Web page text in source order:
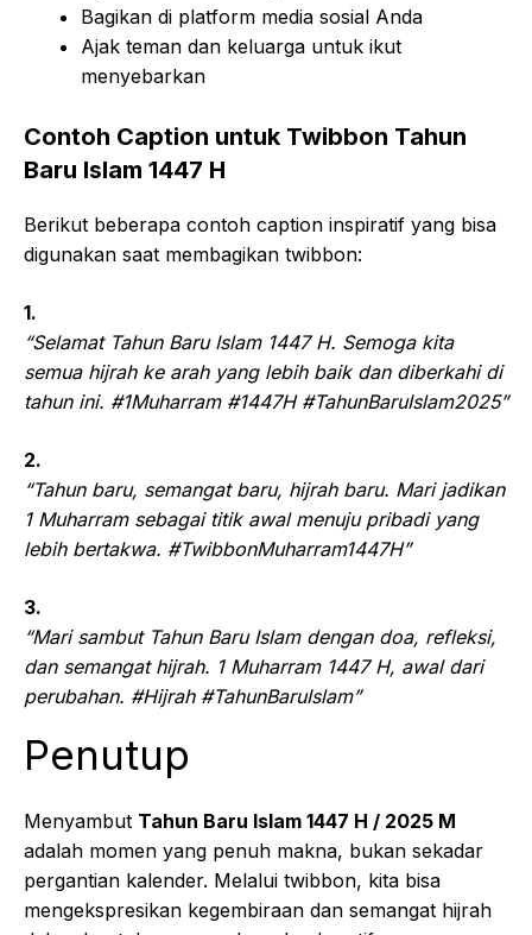
Bagikan di platform media sosial Anda
Ajak teman dan keluarga untuk ikut
menyebarkan
Contoh Caption untuk Twibbon Tahun
Baru Islam 1447 H
Berikut beberapa contoh caption inspiratif yang bisa
digunakan saat membagikan twibbon:
1.
“Selamat Tahun Baru Islam 1447 H. Semoga kita
semua hijrah ke arah yang lebih baik dan diberkahi di
tahun ini. #1Muharram #1447H #TahunBaruIslam2025”
2.
“Tahun baru, semangat baru, hijrah baru. Mari jadikan
1 Muharram sebagai titik awal menuju pribadi yang
lebih bertakwa. #TwibbonMuharram1447H”
3.
“Mari sambut Tahun Baru Islam dengan doa, refleksi,
dan semangat hijrah. 1 Muharram 1447 H, awal dari
perubahan. #Hijrah #TahunBaruIslam”
Penutup
Menyambut Tahun Baru Islam 1447 H / 2025 M
adalah momen yang penuh makna, bukan sekadar
pergantian kalender. Melalui twibbon, kita bisa
mengekspresikan kegembiraan dan semangat hijrah